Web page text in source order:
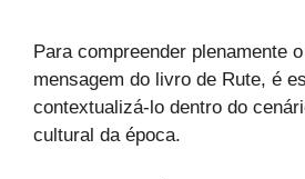
Para compreender plenamente
mensagem do livro de Rute, é
contextualizá-lo dentro do
cultural da época.